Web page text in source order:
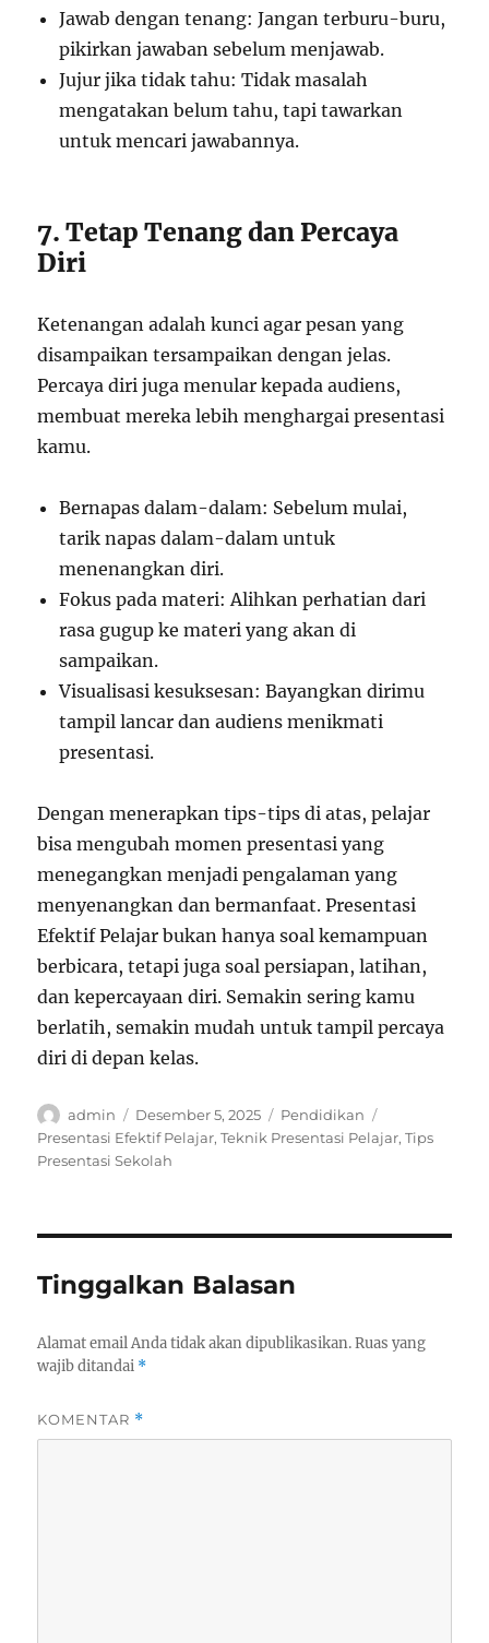
Jawab dengan tenang: Jangan terburu-buru,
pikirkan jawaban sebelum menjawab.
Jujur jika tidak tahu: Tidak masalah
mengatakan belum tahu, tapi tawarkan
untuk mencari jawabannya.
7. Tetap Tenang dan Percaya
Diri
Ketenangan adalah kunci agar pesan yang
disampaikan tersampaikan dengan jelas.
Percaya diri juga menular kepada audiens,
membuat mereka lebih menghargai presentasi
kamu.
Bernapas dalam-dalam: Sebelum mulai,
tarik napas dalam-dalam untuk
menenangkan diri.
Fokus pada materi: Alihkan perhatian dari
rasa gugup ke materi yang akan di
sampaikan.
Visualisasi kesuksesan: Bayangkan dirimu
tampil lancar dan audiens menikmati
presentasi.
Dengan menerapkan tips-tips di atas, pelajar
bisa mengubah momen presentasi yang
menegangkan menjadi pengalaman yang
menyenangkan dan bermanfaat. Presentasi
Efektif Pelajar bukan hanya soal kemampuan
berbicara, tetapi juga soal persiapan, latihan,
dan kepercayaan diri. Semakin sering kamu
berlatih, semakin mudah untuk tampil percaya
diri di depan kelas.
Author
admin
Posted
on
Desember 5, 2025 Categories
Pendidikan
Presentasi Efektif Pelajar,Teknik Presentasi Pelajar,Tips
Presentasi Sekolah
Tinggalkan Balasan
Alamat email Anda tidak akan dipublikasikan. Ruas yang
wajib ditandai *
KOMENTAR *